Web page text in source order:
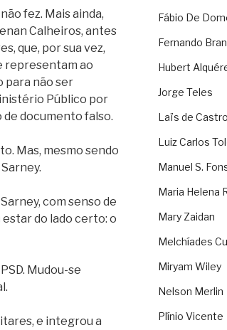
fez. Mais ainda,
Calheiros, antes
que, por sua vez,
representam ao
para não ser
Público por
de documento falso.
Mas, mesmo sendo
com senso de
do lado certo: o
Mudou-se
e integrou a
Fábio De
Fernando
Hubert
Jorge Teles
Laïs de Castro
Luiz Carlos
Manuel S.
Maria Helena
Mary Zaidan
Melchíades
Miryam Wiley
Nelson Merlin
Plínio Vicente